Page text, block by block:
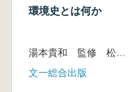
環境史とは何か
湯本貴和 監修 松田裕之 矢原徹一 編
文一総合出版